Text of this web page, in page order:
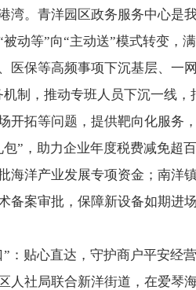
湾。青洋园区政务服务中心是
被动等”向“主动送”模式转变，
医保等高频事项下沉基层、一
机制，推动专班人员下沉一线
开拓等问题，提供靶向化服务
包”，助力企业年度税费减免超
海洋产业发展专项资金；南洋
备案审批，保障新设备如期
”：贴心直达，守护商户平安经营
人社局联合新洋街道，在爱琴